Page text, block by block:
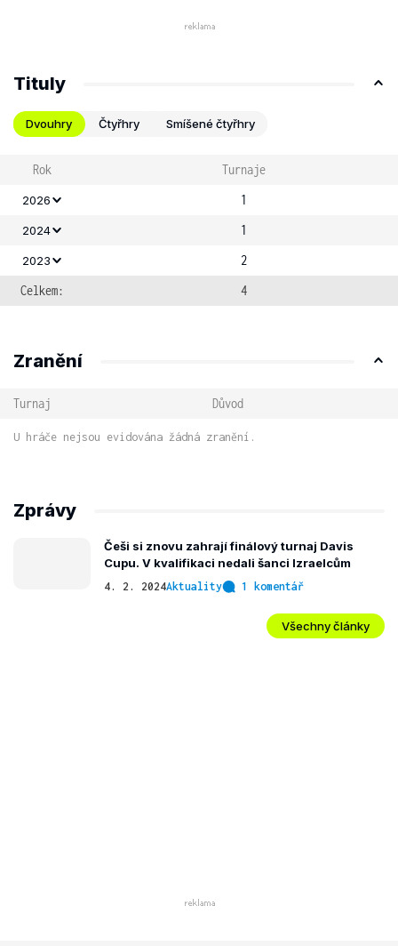
Tituly
Dvouhry Čtyřhry Smíšené čtyřhry
Rok Turnaje
2026 1
2024 1
2023
2
Celkem:
4
Zranění
Turnaj Důvod
U hráče nejsou evidována žádná zranění.
Zprávy
Češi si znovu zahrají finálový turnaj Davis
Cupu. V kvalifikaci nedali šanci Izraelcům
4. 2. 2024Aktuality 1 komentář
Všechny články